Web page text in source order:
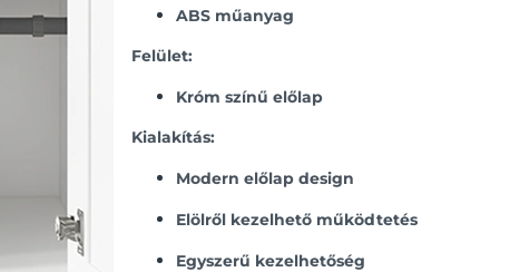
ABS műanyag
Felület:
Króm színű előlap
Kialakítás:
Modern előlap design
Elölről kezelhető működtetés
Egyszerű kezelhetőség